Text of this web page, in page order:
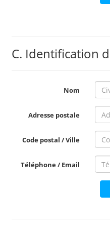
C. Identification
Nom
Adresse postale
Code postal / Ville
Téléphone / Email